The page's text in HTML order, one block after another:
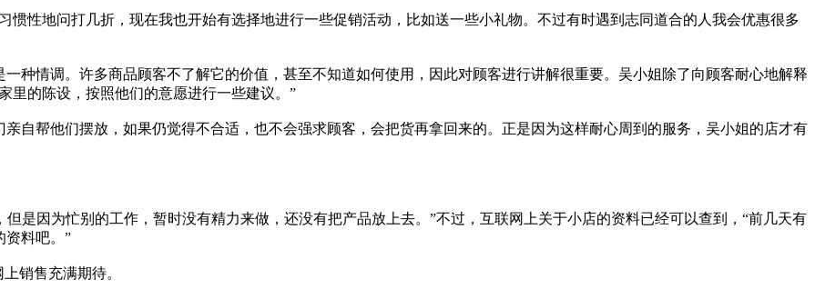
性地问打几折，现在我也开始有选择地进行一些促销活动，比如送一些小礼物。不过有时遇到志同道合的人我会优惠很多
种情调。许多商品顾客不了解它的价值，甚至不知道如何使用，因此对顾客进行讲解很重要。吴小姐除了向顾客耐心地解释
里的陈设，按照他们的意愿进行一些建议。”
自帮他们摆放，如果仍觉得不合适，也不会强求顾客，会把货再拿回来的。正是因为这样耐心周到的服务，吴小姐的店才有
是因为忙别的工作，暂时没有精力来做，还没有把产品放上去。”不过，互联网上关于小店的资料已经可以查到，“前几天有
资料吧。”
销售充满期待。